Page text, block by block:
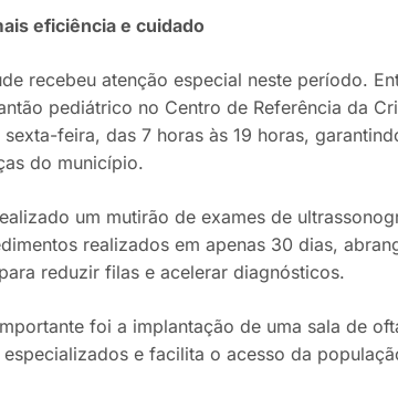
eficiência e cuidado
recebeu atenção especial neste período.
pediátrico no Centro de Referência da
sexta-feira, das 7 horas às 19 horas,
do município.
um mutirão de exames de
realizados em apenas 30 dias,
reduzir filas e acelerar diagnósticos.
foi a implantação de uma sala de
e facilita o acesso da